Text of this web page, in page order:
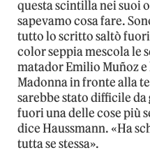
questa scintilla nei suoi
sapevamo cosa fare.
tutto lo scritto saltò
color seppia mescola le
matador Emilio Muñoz
Madonna in fronte alla
sarebbe stato difficile
fuori una delle cose più
dice Haussmann. «Ha
tutta se stessa».